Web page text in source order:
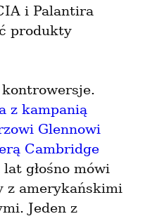
i Palantira
produkty
z kampanią
Glennowi
Cambridge
głośno mówi
z amerykańskimi
Jeden z